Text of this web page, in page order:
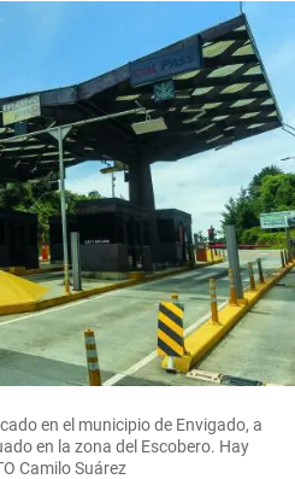
en el municipio de Envigado, a
en la zona del Escobero. Hay
Camilo Suárez